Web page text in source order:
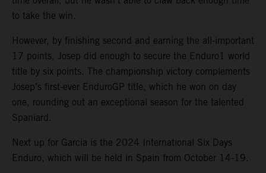
to take the win.
However, by finishing second and earning the all-important
17 points, Josep did enough to secure the Enduro1 world
title by six points. The championship victory complements
Josep’s first-ever EnduroGP title, which he won on day
one, rounding out an exceptional season for the talented
Spaniard.
Next up for Garcia is the 2024 International Six Days
Enduro, which will be held in Spain from October 14-19.